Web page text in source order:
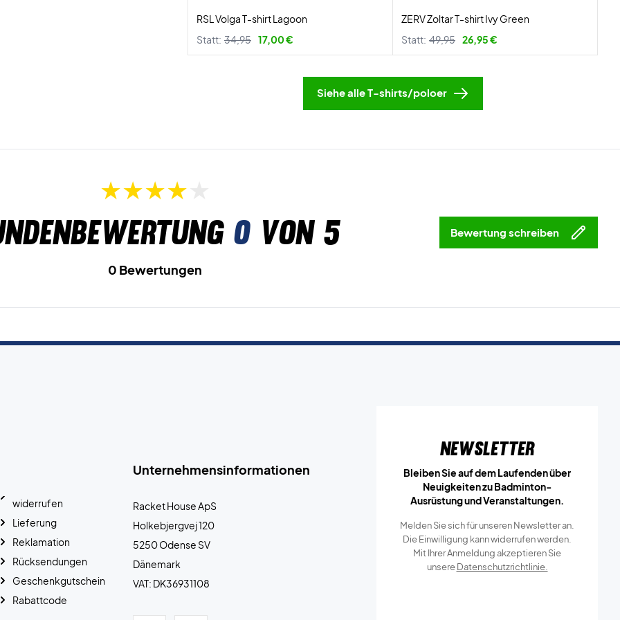
RSL Volga T-shirt Lagoon
Statt: 34,95 17,00 €
ZERV Zoltar T-shirt Ivy Green
Statt: 49,95 26,95 €
Siehe alle T-shirts/poloer
0von 5 Bewertung schreiben
0 Bewertungen
Unternehmensinformationen
Racket House ApS
Holkebjergvej 120
5250 Odense SV
Dänemark
VAT: DK36931108
widerrufen
Lieferung
Reklamation
Rücksendungen
Geschenkgutschein
Rabattcode
Newsletter
Bleiben Sie auf dem Laufenden über
Neuigkeiten zu Badminton-
Ausrüstung und Veranstaltungen.
Melden Sie sich für unseren Newsletter an.
Die Einwilligung kann widerrufen werden.
Mit Ihrer Anmeldung akzeptieren Sie
unsereDatenschutzrichtlinie.